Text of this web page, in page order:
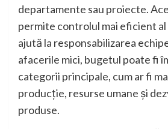
departamente sau proiecte.
permite controlul mai eficient
ajută la responsabilizarea
afacerile mici, bugetul poate fi
categorii principale, cum ar fi
producție, resurse umane și
produse.